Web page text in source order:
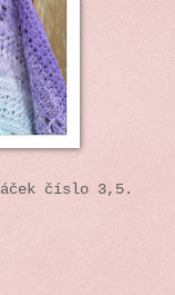
číslo 3,5.